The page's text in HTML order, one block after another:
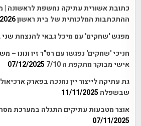
כתובת אשורית עתיקה נחשפת לראשונה |
ההתכתבות המלכותית של בית ראשון
מפגש 'שחקים' עם מיכל גבאי להנצחת שני
חניכי 'שחקים' נפגשו עם רס"ר זיו ונונו –
אישי מבוקר מתקפת ה 7/10
07/12/2025
גת עתיקה לייצור יין נחנכה בפארק
שבשפלה 11/11/2025
אוצר מטבעות עתיקים התגלה במערכת
07/11/2025